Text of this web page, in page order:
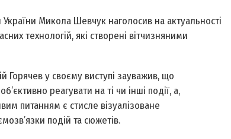
Микола Шевчук наголосив на актуальності
технологій, які створені вітчизняними
Горячев у своєму виступі зауважив, що
реагувати на ті чи інші події, а,
питанням є стисле візуалізоване
подій та сюжетів.